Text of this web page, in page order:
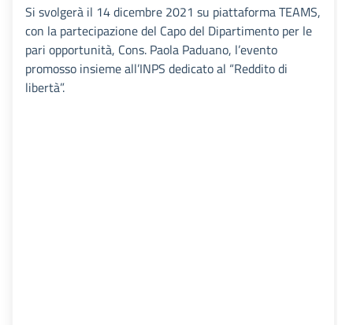
Si svolgerà il 14 dicembre 2021 su piattaforma TEAMS,
con la partecipazione del Capo del Dipartimento per le
pari opportunità, Cons. Paola Paduano, l’evento
promosso insieme all’INPS dedicato al “Reddito di
libertà”.